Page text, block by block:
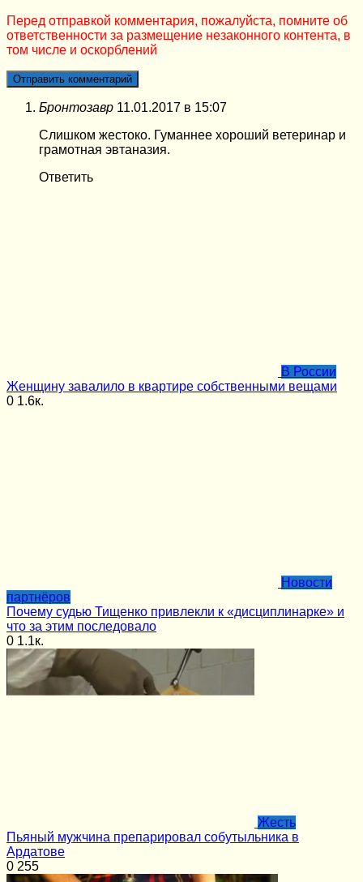
Перед отправкой комментария, пожалуйста, помните об
ответственности за размещение незаконного контента, в
том числе и оскорблений
Бронтозавр 11.01.2017 в 15:07
Слишком жестоко. Гуманнее хороший ветеринар и
грамотная эвтаназия.
Ответить
В России
Женщину завалило в квартире собственными вещами
0 1.6к.
Новости
партнёров
Почему судью Тищенко привлекли к «дисциплинарке» и
что за этим последовало
0 1.1к.
Жесть
Пьяный мужчина препарировал собутыльника в
Ардатове
0 255